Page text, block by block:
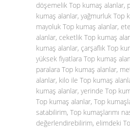
döşemelik Top kumaş alanlar,
kumaş alanlar, yağmurluk Top
mayoluk Top kumaş alanlar,
alanlar, ceketlik Top kumaş
kumaş alanlar, çarşaflık Top
yüksek fiyatlara Top kumaş
paralara Top kumaş alanlar,
alanlar, kilo ile Top kumaş
kumaş alanlar, yerinde Top
Top kumaş alanlar, Top
satabilirim, Top kumaşlarımı
değerlendirebilirim, elimdeki